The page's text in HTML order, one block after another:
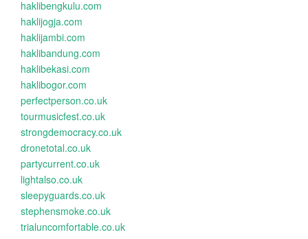
haklibengkulu.com
haklijogja.com
haklijambi.com
haklibandung.com
haklibekasi.com
haklibogor.com
perfectperson.co.uk
tourmusicfest.co.uk
strongdemocracy.co.uk
dronetotal.co.uk
partycurrent.co.uk
lightalso.co.uk
sleepyguards.co.uk
stephensmoke.co.uk
trialuncomfortable.co.uk